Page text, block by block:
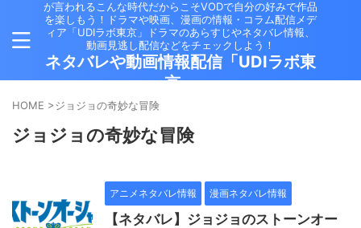
が言われるこんな時代だからこそVODで自分の好みで作品
を楽しもう！ドラマや映画、漫画の情報・コラム配信メデ
ィア「UDIラボ東京」ドラマのあらすじやネタバレ情報、
動画見逃し配信などをチェックしよう！
ネタバレや動画情報配信「UDIラボ東
京」
HOME >ジョジョの奇妙な冒険
ジョジョの奇妙な冒険
アニメネタバレ情報 漫画ネタバレ情報
【ネタバレ】ジョジョのストーンオー